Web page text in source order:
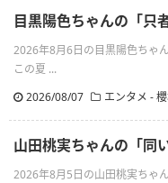
目黒陽色ちゃんの「只
2026年8月6日の目黒陽色ちゃ
この夏 ...
2026/08/07
エンタメ -
山田桃実ちゃんの「同い
2026年8月5日の山田桃実ちゃ